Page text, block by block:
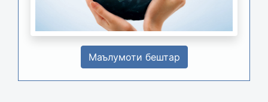
Маълумоти бештар